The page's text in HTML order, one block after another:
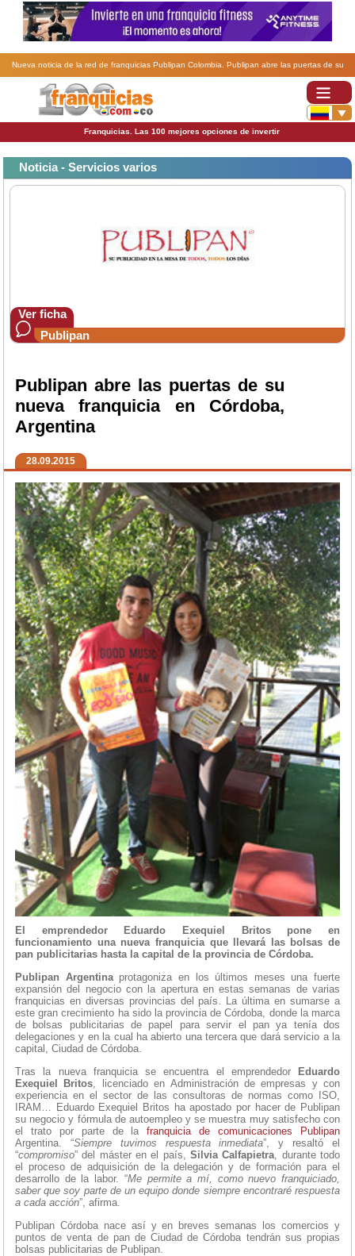
Nueva noticia de la red de franquicias Publipan Colombia. Publipan abre las puertas de su
nueva franquicia en Córdoba, Argentina.
Franquicias. Las 100 mejores opciones de invertir
Noticia - Servicios varios
Ver ficha
Publipan
Publipan abre las puertas de su
nueva franquicia en Córdoba,
Argentina
28.09.2015
El emprendedor Eduardo Exequiel Britos pone en
funcionamiento una nueva franquicia que llevará las bolsas de
pan publicitarias hasta la capital de la provincia de Córdoba.
Publipan Argentinaprotagoniza en los últimos meses una fuerte
expansión del negocio con la apertura en estas semanas de varias
franquicias en diversas provincias del país. La última en sumarse a
este gran crecimiento ha sido la provincia de Córdoba, donde la marca
de bolsas publicitarias de papel para servir el pan ya tenía dos
delegaciones y en la cual ha abierto una tercera que dará servicio a la
capital, Ciudad de Córdoba.
Tras la nueva franquicia se encuentra el emprendedor
Eduardo
Exequiel Britos , licenciado en Administración de empresas y con
experiencia en el sector de las consultoras de normas como ISO,
IRAM… Eduardo Exequiel Britos ha apostado por hacer de Publipan
su negocio y fórmula de autoempleo y se muestra muy satisfecho con
el trato por parte de lafranquicia de comunicaciones
Publipan
Argentina. “Siempre tuvimos respuesta inmediata”, y resaltó el
“compromiso” del máster en el país, Silvia Calfapietra , durante todo
el proceso de adquisición de la delegación y de formación para el
desarrollo de la labor. “Me permite a mí, como nuevo franquiciado,
saber que soy parte de un equipo donde siempre encontraré respuesta
a cada acción”, afirma.
Publipan Córdoba nace así y en breves semanas los comercios y
puntos de venta de pan de Ciudad de Córdoba tendrán sus propias
bolsas publicitarias de Publipan.